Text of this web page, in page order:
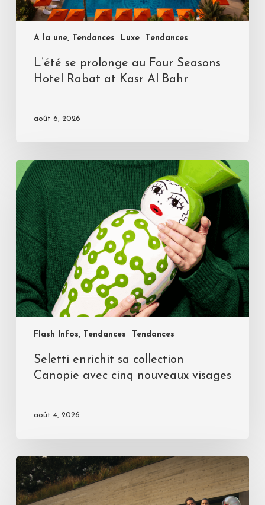
A la une, Tendances Luxe Tendances
L’été se prolonge au Four Seasons
Hotel Rabat at Kasr Al Bahr
août 6, 2026
Flash Infos, Tendances Tendances
Seletti enrichit sa collection
Canopie avec cinq nouveaux visages
août 4, 2026